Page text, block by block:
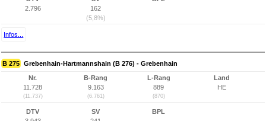
2.796
162
(5,8%)
Infos...
B 275 Grebenhain-Hartmannshain (B 276) - Grebenhain
Nr.
11.728
(11.737)
B-Rang
9.163
(6.761)
L-Rang
889
(870)
Land
HE
DTV
SV
BPL